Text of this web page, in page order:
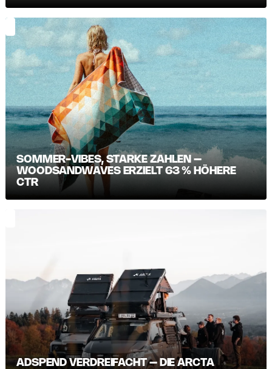
SOMMER-VIBES, STARKE ZAHLEN –
WOODSANDWAVES ERZIELT 63 % HÖHERE
CTR
ADSPEND VERDREIFACHT – DIE ARCTA